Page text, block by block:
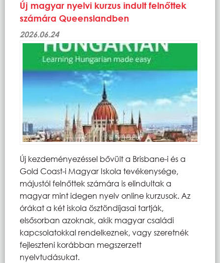
Új magyar nyelvi kurzus indult felnőttek
számára Queenslandben
2026.06.24
Új kezdeményezéssel bővült a Brisbane-i és a
Gold Coast-i Magyar Iskola tevékenysége,
májustól felnőttek számára is elindultak a
magyar mint idegen nyelv online kurzusok. Az
órákat a két iskola ösztöndíjasai tartják,
elsősorban azoknak, akik magyar családi
kapcsolatokkal rendelkeznek, vagy szeretnék
fejleszteni korábban megszerzett
nyelvtudásukat.